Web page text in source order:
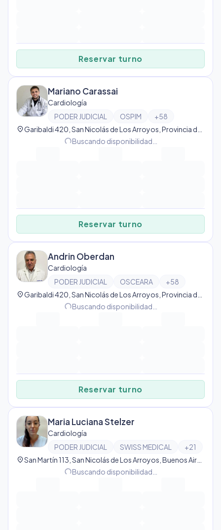
Reservar turno
Mariano Carassai
Cardiología
PODER JUDICIAL
OSPIM +58
location_on
progress_activityBuscando disponibilidad…
Reservar turno
Andrin Oberdan
Cardiología
PODER JUDICIAL
OSCEARA +58
location_on
progress_activityBuscando disponibilidad…
Reservar turno
Maria Luciana Stelzer
Cardiología
PODER JUDICIAL
SWISS MEDICAL +21
location_on
progress_activityBuscando disponibilidad…